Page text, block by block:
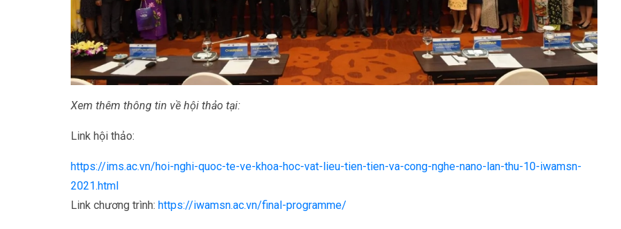
Xem thêm thông tin về hội thảo tại:
Link hội thảo:
https://ims.ac.vn/hoi-nghi-quoc-te-ve-khoa-hoc-vat-lieu-tien-tien-va-cong-nghe-nano-lan-thu-10-iwamsn-
2021.html
Link chương trình: https://iwamsn.ac.vn/final-programme/